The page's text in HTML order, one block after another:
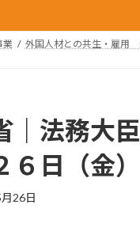
業 外国人材との共生・雇用
｜法務大
６日（金）
26日